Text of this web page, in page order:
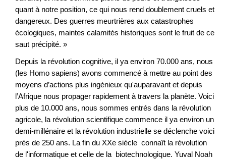
quant à notre position, ce qui nous rend doublement cruels et
dangereux. Des guerres meurtrières aux catastrophes
écologiques, maintes calamités historiques sont le fruit de ce
saut précipité. »
Depuis la révolution cognitive, il ya environ 70.000 ans, nous
(les Homo sapiens) avons commencé à mettre au point des
moyens d’actions plus ingénieux qu'auparavant et depuis
l’Afrique nous propager rapidement à travers la planète. Voici
plus de 10.000 ans, nous sommes entrés dans la révolution
agricole, la révolution scientifique commence il ya environ un
demi-millénaire et la révolution industrielle se déclenche voici
près de 250 ans. La fin du XXe siècle connaît la révolution
de l'informatique et celle de la biotechnologique. Yuval Noah